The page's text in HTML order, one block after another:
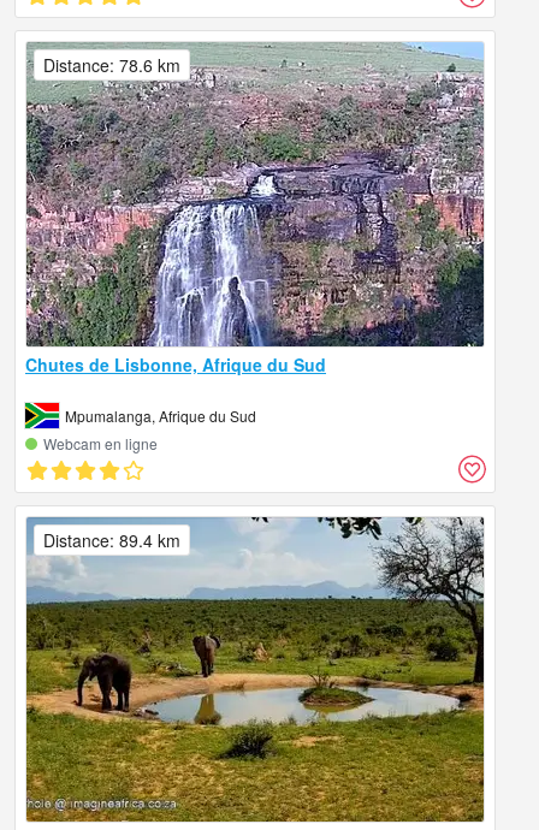
Chutes de Lisbonne, Afrique du Sud
Mpumalanga, Afrique du Sud
Webcam en ligne
Distance: 78.6 km
Distance: 89.4 km